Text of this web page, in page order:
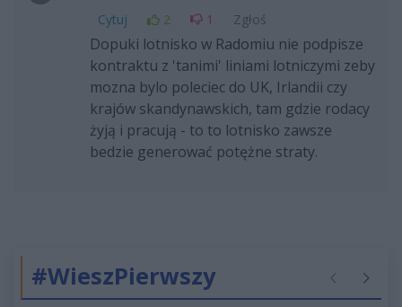
Cytuj
2 1 Zgłoś
Dopuki lotnisko w Radomiu nie podpisze
kontraktu z 'tanimi' liniami lotniczymi zeby
mozna bylo poleciec do UK, Irlandii czy
krajów skandynawskich, tam gdzie rodacy
żyją i pracują - to to lotnisko zawsze
bedzie generować potężne straty.
#WieszPierwszy Poprzednie